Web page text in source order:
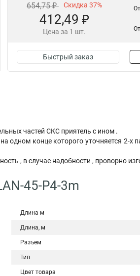
654,75 ₽ Скидка 37%
412,49 ₽
Цена за 1 шт.
Быстрый заказ
частей СКС приятель с ином .
конце которого уточняется 2-х
, в случае надобности , проворно
45-P4-3m
Длина м
Длина, м
Разъем
Тип
Цвет товара